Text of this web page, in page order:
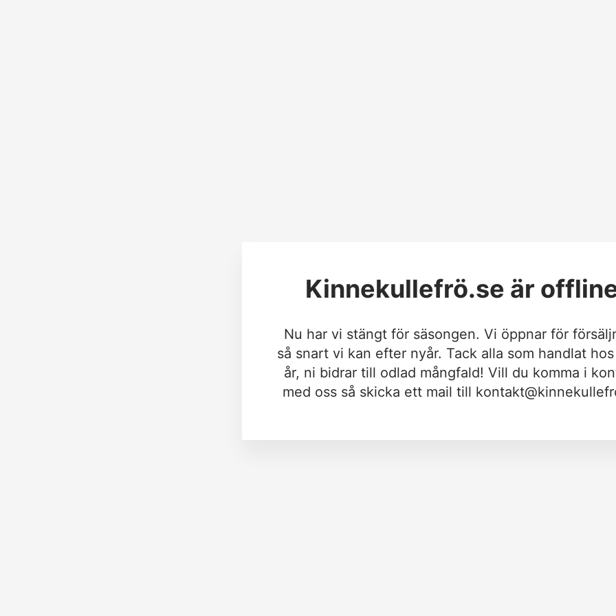
Kinnekullefrö.se är
Nu har vi stängt för säsongen. Vi öppnar för
så snart vi kan efter nyår. Tack alla som handlat
år, ni bidrar till odlad mångfald! Vill du komma i
med oss så skicka ett mail till